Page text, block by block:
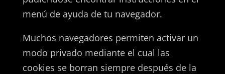
menú de ayuda de tu navegador.
Muchos navegadores permiten activar un
modo privado mediante el cual las
cookies se borran siempre después de la